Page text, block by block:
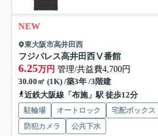
NEW
東大阪市高井田西
フジパレス高井田西Ⅴ番館
6.25万円 管理/共益費4,700円
30.00㎡ (1K) /築3年 /3階建
近鉄大阪線「布施」駅 徒歩12分
駐輪場 オートロック 宅配ボックス
防犯カメラ
公共下水